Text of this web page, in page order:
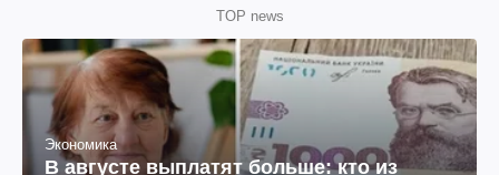
TOP news
Экономика
В августе выплатят больше: кто из